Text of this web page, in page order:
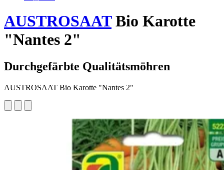
AUSTROSAATBio Karotte
"Nantes 2"
Durchgefärbte Qualitätsmöhren
AUSTROSAAT Bio Karotte "Nantes 2"